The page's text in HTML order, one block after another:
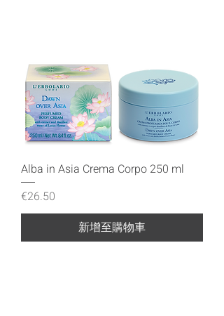
Alba in Asia Crema Corpo 250 ml
價格
€26.50
新增至購物車